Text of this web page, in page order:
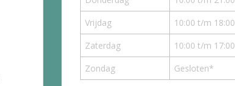
Vrijdag
10:00 t/m 18:00
Zaterdag
10:00 t/m 17:00
Zondag
Gesloten*